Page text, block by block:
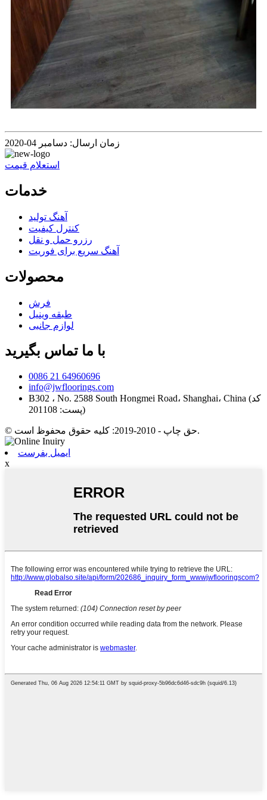
زمان ارسال: دسامبر 04-2020
استعلام قیمت
خدمات
آهنگ تولید
کنترل کیفیت
رزرو حمل و نقل
آهنگ سریع برای فوریت
محصولات
فرش
طبقه وینیل
لوازم جانبی
با ما تماس بگیرید
0086 21 64960696
info@jwfloorings.com
B302 ، No. 2588 South Hongmei Road، Shanghai، China (کد
پست: 201108)
© حق چاپ - 2010-2019: کلیه حقوق محفوظ است.
ایمیل بفرست
x